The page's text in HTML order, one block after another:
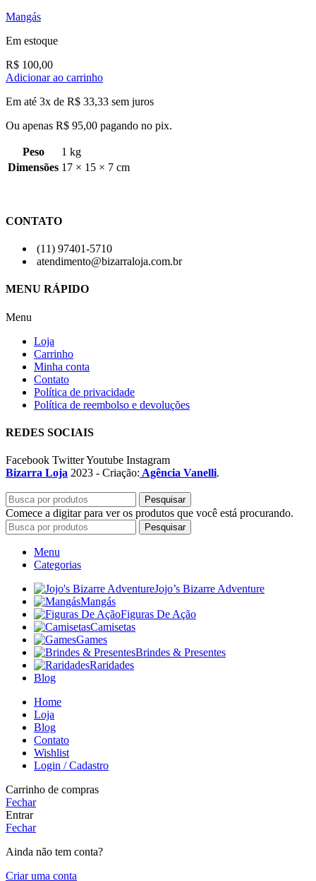
Mangás
Em estoque
R$ 100,00
Adicionar ao carrinho
Em até 3x de R$ 33,33 sem juros
Ou apenas R$ 95,00 pagando no pix.
Peso
1 kg
Dimensões 17 × 15 × 7 cm
CONTATO
(11) 97401-5710
atendimento@bizarraloja.com.br
MENU RÁPIDO
Menu
Loja
Carrinho
Minha conta
Contato
Política de privacidade
Política de reembolso e devoluções
REDES SOCIAIS
Facebook TwitterYoutube Instagram
Bizarra Loja 2023 - Criação: Agência Vanelli.
Pesquisar
Comece a digitar para ver os produtos que você está procurando.
Pesquisar
Menu
Categorias
Jojo’s Bizarre Adventure
Mangás
Figuras De Ação
Camisetas
Games
Brindes & Presentes
Raridades
Blog
Home
Loja
Blog
Contato
Wishlist
Login / Cadastro
Carrinho de compras
Fechar
Entrar
Fechar
Ainda não tem conta?
Criar uma conta